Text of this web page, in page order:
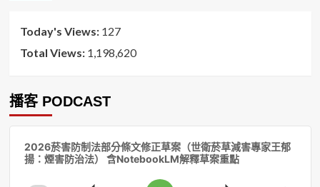
Today's Views: 127
Total Views: 1,198,620
播客 PODCAST
2026菸害防制法部分條文修正草案（世衛菸草減害專家王郁
揚：煙害防治法） 含NotebookLM解釋草案重點